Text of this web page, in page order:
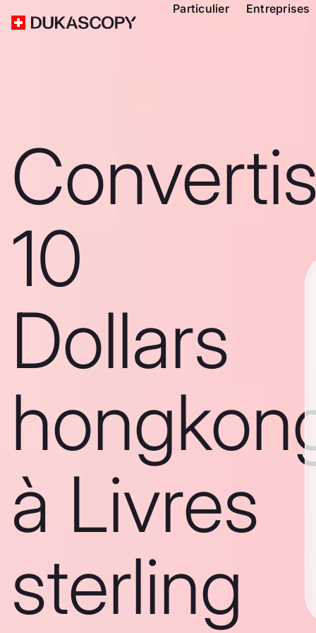
Particulier Entreprises
10
Dollars
à Livres
sterling